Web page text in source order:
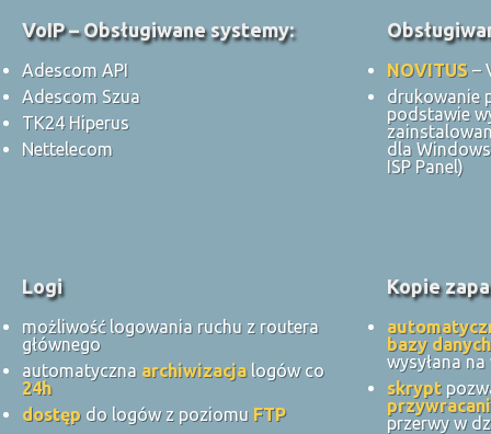
VoIP – Obsługiwane systemy:
Adescom API
Adescom Szua
TK24 Hiperus
Nettelecom
NOVITUS –
drukowanie
podstawie
dla
ISP Panel)
Logi
możliwość logowania ruchu z routera
głównego
automatyczna archiwizacjalogów co
24h
dostęp do logów z poziomu FTP
Kopie
bazy danych
wysyłana
skrypt
przerwy w